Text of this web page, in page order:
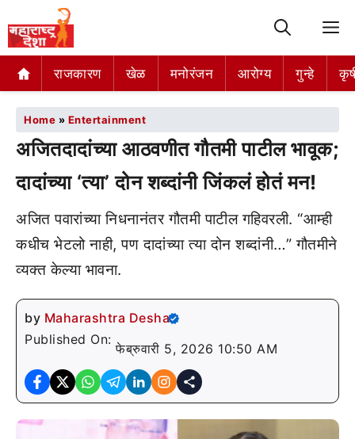
राजकारण खेळ मनोरंजन आरोग्य गुन्हे
Home » Entertainment
अजितदादांच्या आठवणीत गौतमी पाटील भावूक;
दादांच्या ‘त्या’ दोन शब्दांनी जिंकलं होतं मन!
अजित पवारांच्या निधनानंतर गौतमी पाटील गहिवरली. “आम्ही
कधीच भेटलो नाही, पण दादांच्या त्या दोन शब्दांनी…” गौतमीने
व्यक्त केल्या भावना.
by Maharashtra Desha
Published On:
फेब्रुवारी 5, 2026 10:50 AM